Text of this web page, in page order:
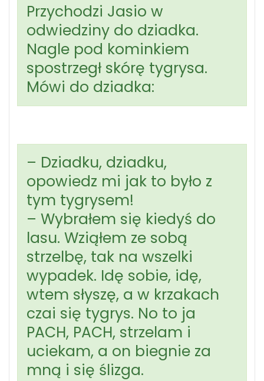
Przychodzi Jasio w
odwiedziny do dziadka.
Nagle pod kominkiem
spostrzegł skórę tygrysa.
Mówi do dziadka:
– Dziadku, dziadku,
opowiedz mi jak to było z
tym tygrysem!
– Wybrałem się kiedyś do
lasu. Wziąłem ze sobą
strzelbę, tak na wszelki
wypadek. Idę sobie, idę,
wtem słyszę, a w krzakach
czai się tygrys. No to ja
PACH, PACH, strzelam i
uciekam, a on biegnie za
mną i się ślizga.